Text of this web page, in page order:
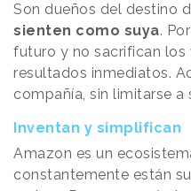
Son dueños del destino
sienten como suya.
futuro y no sacrifican
resultados inmediatos.
compañía, sin limitarse a
Inventan y simplifican
Amazon es un
constantemente están